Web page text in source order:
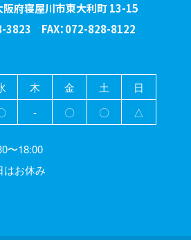
府寝屋川市東大利町 13-15
3823 FAX：072-828-8122
木 金 土
日
- 〇 〇 △
〜18:00
はお休み